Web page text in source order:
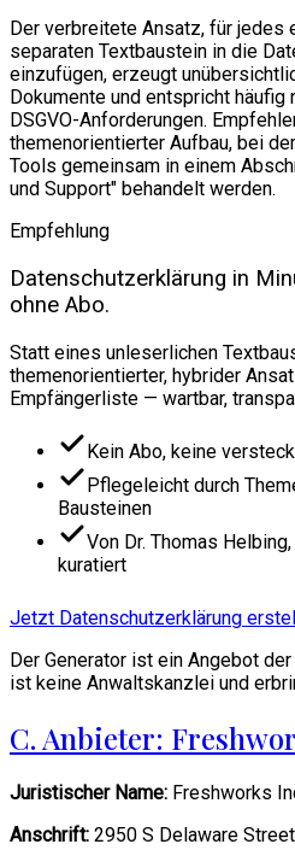
Der verbreitete Ansatz, für jedes
separaten Textbaustein in die
einzufügen, erzeugt
Dokumente und entspricht häufig
DSGVO-Anforderungen.
themenorientierter Aufbau, bei
Tools gemeinsam in einem
und Support" behandelt werden.
Empfehlung
Datenschutzerklärung in
ohne Abo.
Statt eines unleserlichen
themenorientierter, hybrider
Empfängerliste — wartbar,
Kein Abo, keine
Pflegeleicht durch
Bausteinen
Von Dr. Thomas
kuratiert
Jetzt Datenschutzerklärung
Der Generator ist ein Angebot
ist keine Anwaltskanzlei und
C. Anbieter:
Juristischer Name: Freshworks
Anschrift: 2950 S Delaware